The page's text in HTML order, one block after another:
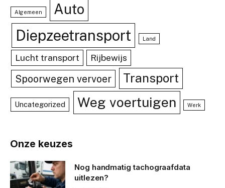
Algemeen Auto
Diepzeetransport Land
Lucht transport Rijbewijs
Spoorwegen vervoer Transport
Uncategorized Weg voertuigen Werk
Onze keuzes
Nog handmatig tachograafdata
uitlezen?